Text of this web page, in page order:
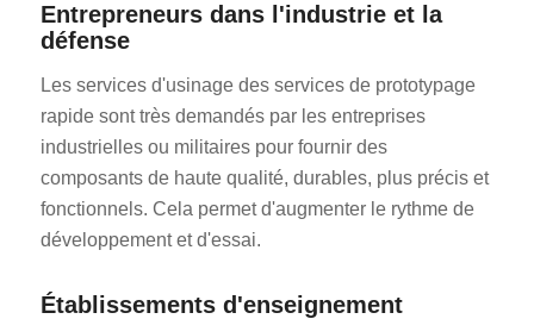
Entrepreneurs dans l'industrie et la
défense
Les services d'usinage des services de prototypage
rapide sont très demandés par les entreprises
industrielles ou militaires pour fournir des
composants de haute qualité, durables, plus précis et
fonctionnels. Cela permet d'augmenter le rythme de
développement et d'essai.
Établissements d'enseignement